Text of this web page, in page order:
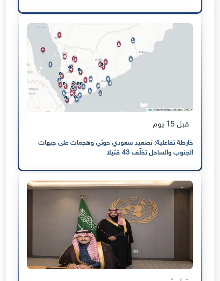
قبل 15 يوم
خارطة تفاعلية: تصعيد سعودي حوثي وهجمات على جبهات
الجنوب والساحل تخلّف 43 قتيلا